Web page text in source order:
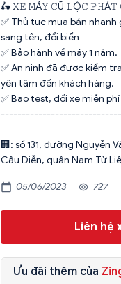
🛵 𝚇𝙴 𝙼Á𝚈 𝙲Ũ 𝙻Ộ𝙲 𝙿𝙷Á𝚃
✅ Thủ tục mua bán
sang tên, đổi biển
✅ Bảo hành về máy 1 năm.
✅ An ninh đã được kiểm
yên tâm đến khách hàng.
✅ Bao test, đổi xe miễn
🏢: số 131, đường Nguyễn
Cầu Diễn, quận Nam Từ
05/06/2023 727
Liên hệ
Ưu đãi thêm của